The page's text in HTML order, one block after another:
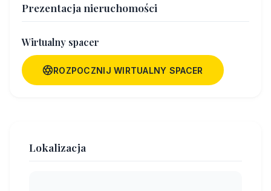
Prezentacja nieruchomości
Wirtualny spacer
ROZPOCZNIJ WIRTUALNY SPACER
Lokalizacja